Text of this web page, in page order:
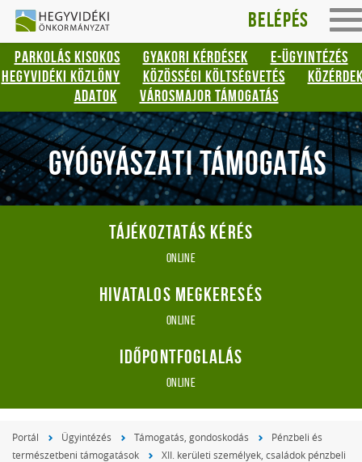
Gyorsbillentyűk
listája
Keresés:
"S"
Bejelentkezés:
"L"
Hegyvidéki
Önkormányzat
Belépés
PARKOLÁS KISOKOS GYAKORI KÉRDÉSEK
E-ÜGYINTÉZÉS
HEGYVIDÉKI KÖZLÖNY
KÖZÖSSÉGI KÖLTSÉGVETÉS
ADATOK
VÁROSMAJOR TÁMOGATÁS
GYÓGYÁSZATI TÁMOGATÁS
Tájékoztatás kérés
online
Hivatalos megkeresés
online
Időpontfoglalás
online
Portál Ügyintézés Támogatás, gondoskodás
Pénzbeli és
természetbeni támogatások
XII. kerületi személyek, családok pénzbeli